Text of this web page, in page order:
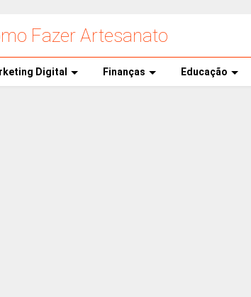
Fazer Artesanato
Digital Finanças Educação